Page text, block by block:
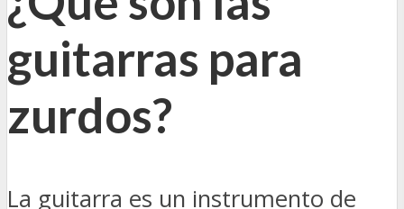
guitarras para
zurdos?
La guitarra es un instrumento de